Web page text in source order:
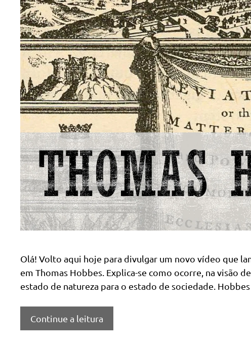
Olá! Volto aqui hoje para divulgar um novo vídeo que
em Thomas Hobbes. Explica-se como ocorre, na visão
estado de natureza para o estado de sociedade.
Continue a leitura